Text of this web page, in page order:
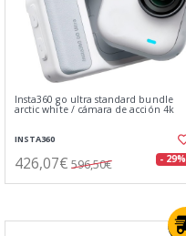
Insta360 go ultra standard bundle
arctic white / cámara de acción 4k
INSTA360
426,07€ 596,50€ - 29%